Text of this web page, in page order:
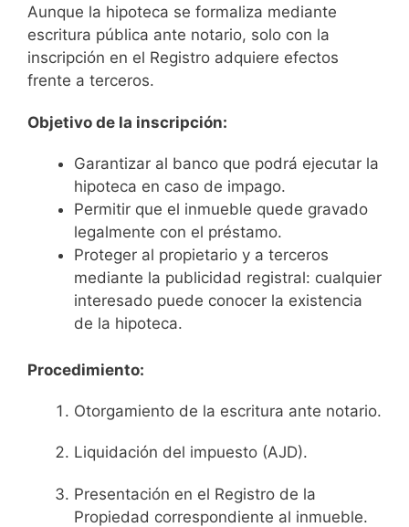
Aunque la hipoteca se formaliza mediante
escritura pública ante notario, solo con la
inscripción en el Registro adquiere efectos
frente a terceros.
Objetivo de la inscripción:
Garantizar al banco que podrá ejecutar la
hipoteca en caso de impago.
Permitir que el inmueble quede gravado
legalmente con el préstamo.
Proteger al propietario y a terceros
mediante la publicidad registral: cualquier
interesado puede conocer la existencia
de la hipoteca.
Procedimiento:
Otorgamiento de la escritura ante notario.
Liquidación del impuesto (AJD).
Presentación en el Registro de la
Propiedad correspondiente al inmueble.